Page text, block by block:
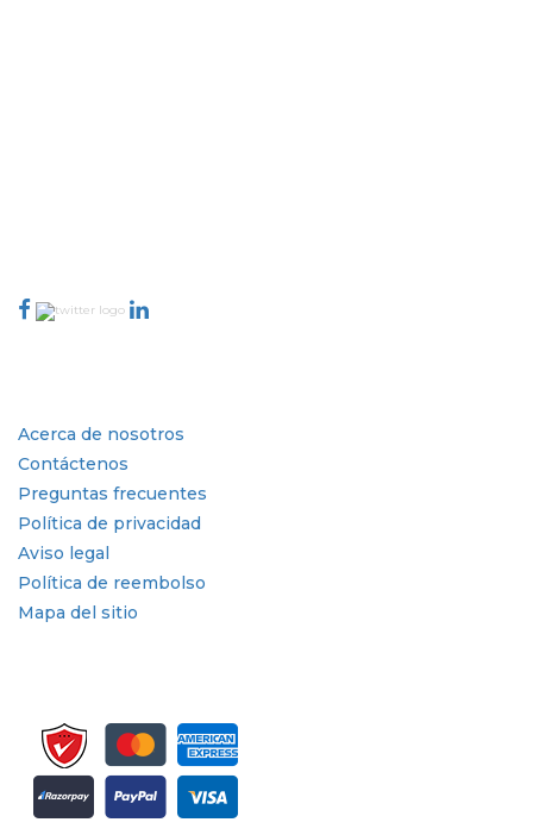
Acerca de nosotros
Contáctenos
Preguntas frecuentes
Política de privacidad
Aviso legal
Política de reembolso
Mapa del sitio